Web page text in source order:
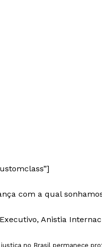
com a qual
Anistia
no Brasil permanece